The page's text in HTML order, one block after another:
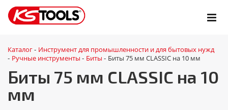
Каталог - Инструмент для промышленности и для бытовых нужд
- Ручные инструменты - Биты - Биты 75 мм CLASSIC на 10 мм
Биты 75 мм CLASSIC на 10
мм